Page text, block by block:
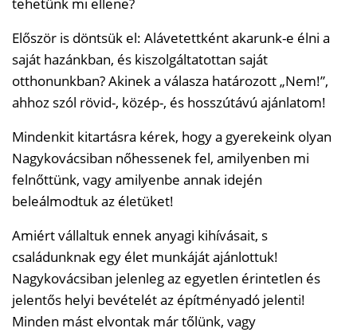
Először is döntsük el: Alávetettként akarunk-e élni a
saját hazánkban, és kiszolgáltatottan saját
otthonunkban? Akinek a válasza határozott „Nem!”,
ahhoz szól rövid-, közép-, és hosszútávú ajánlatom!
Mindenkit kitartásra kérek, hogy a gyerekeink olyan
Nagykovácsiban nőhessenek fel, amilyenben mi
felnőttünk, vagy amilyenbe annak idején
beleálmodtuk az életüket!
Amiért vállaltuk ennek anyagi kihívásait, s
családunknak egy élet munkáját ajánlottuk!
Nagykovácsiban jelenleg az egyetlen érintetlen és
jelentős helyi bevételét az építményadó jelenti!
Minden mást elvontak már tőlünk, vagy